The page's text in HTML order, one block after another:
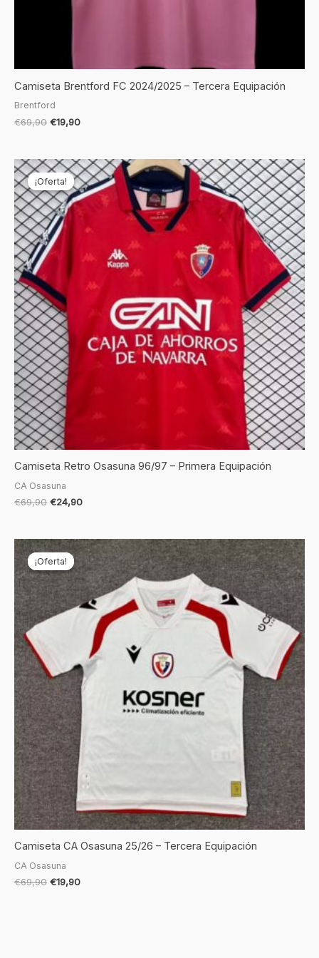
Camiseta Brentford FC 2024/2025 – Tercera Equipación
Brentford
€69,90 €19,90
¡Oferta!
¡Oferta!
Camiseta Retro Osasuna 96/97 – Primera Equipación
CA Osasuna
€69,90
El
precio
original
era:
€69,90.
€24,90
El
precio
actual
es:
¡Oferta!
¡Oferta!
Camiseta CA Osasuna 25/26 – Tercera Equipación
CA Osasuna
€69,90
El
precio
original
era:
€69,90.
€19,90
El
precio
actual
es:
€19,90.